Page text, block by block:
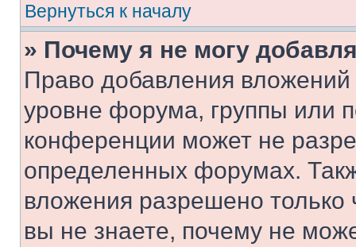
Вернуться к началу
» Почему я не могу
Право добавления
уровне форума, группы или
конференции может не
определенных форумах.
вложения разрешено
вы не знаете, почему не